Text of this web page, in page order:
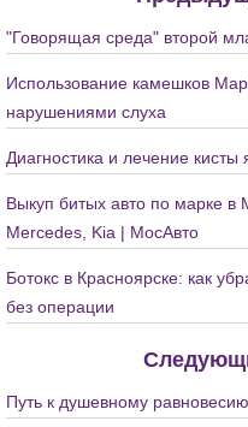
"Говорящая среда" второй
Использование камешков
нарушениями слуха
Диагностика и лечение
Выкуп битых авто по марке в
Mercedes, Kia | МосАвто
Ботокс в Красноярске: как
без операции
Путь к душевному равновесию